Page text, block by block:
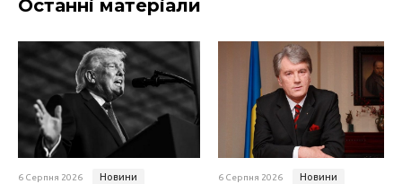
Останні матеріали
6 Серпня 2026 Новини 6 Серпня 2026 Новини